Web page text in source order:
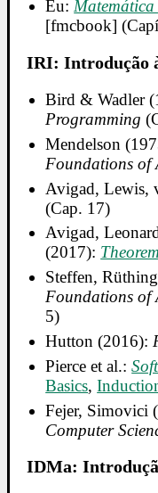
Eu:
[fmcbook]
IRI: Introdução
Bird & Wadler
Programming
Mendelson
Foundations of
Avigad, Lewis,
(Cap. 17)
Avigad,
(2017):
Steffen,
Foundations of
5)
Hutton (2016):
Pierce et al.:
Basics,
Fejer, Simovici
Computer
IDMa: